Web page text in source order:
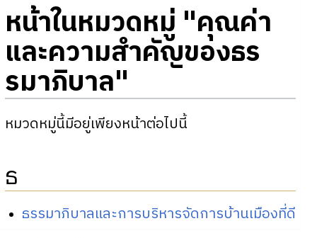
หน้าในหมวดหมู่ "คุณค่า
และความสำคัญของธร
รมาภิบาล"
หมวดหมู่นี้มีอยู่เพียงหน้าต่อไปนี้
ธ
ธรรมาภิบาลและการบริหารจัดการบ้านเมืองที่ดี